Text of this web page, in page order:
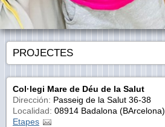
PROJECTES
Col·legi Mare de Déu de la Salut
Dirección: Passeig de la Salut 36-38
Localidad: 08914 Badalona (BArcelona)
Etapes